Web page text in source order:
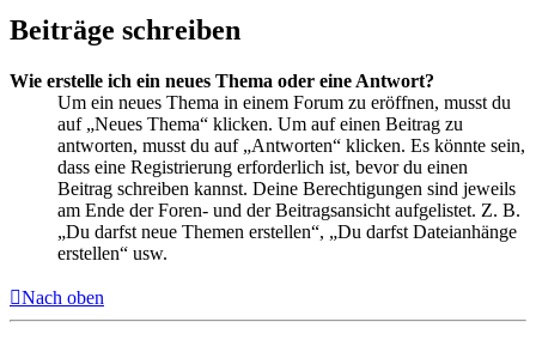
Beiträge schreiben
Wie erstelle ich ein neues Thema oder eine Antwort?
Um ein neues Thema in einem Forum zu eröffnen, musst du
auf „Neues Thema“ klicken. Um auf einen Beitrag zu
antworten, musst du auf „Antworten“ klicken. Es könnte sein,
dass eine Registrierung erforderlich ist, bevor du einen
Beitrag schreiben kannst. Deine Berechtigungen sind jeweils
am Ende der Foren- und der Beitragsansicht aufgelistet. Z. B.
„Du darfst neue Themen erstellen“, „Du darfst Dateianhänge
erstellen“ usw.
Nach oben